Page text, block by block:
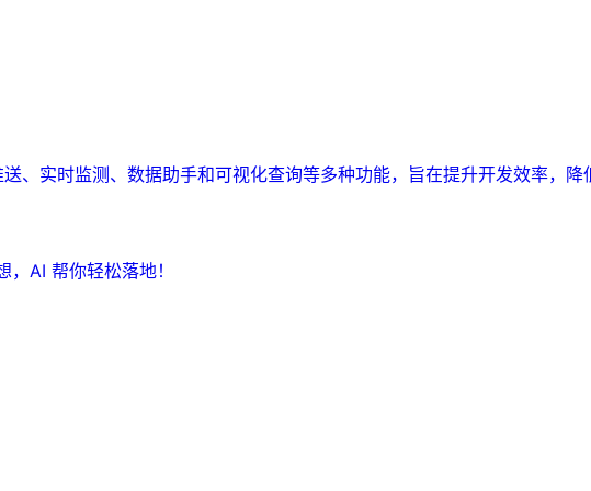
、实时监测、数据助手和可视化查询等多种功能，旨在提升开发效率，降
AI 帮你轻松落地！